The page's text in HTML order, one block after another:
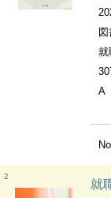
就
A
2
就職